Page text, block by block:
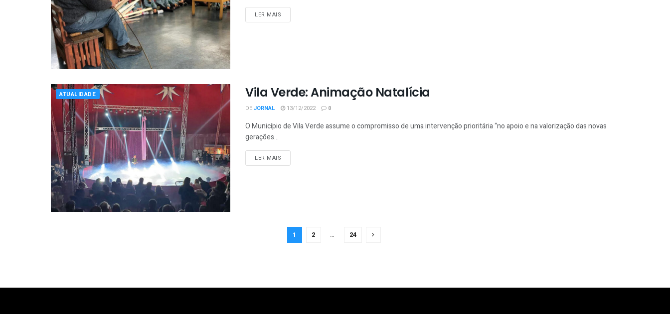
LER MAIS
ATUALIDADE Vila Verde: Animação Natalícia
DEJORNAL 13/12/2022 0
O Município de Vila Verde assume o compromisso de uma intervenção prioritária “no apoio e na valorização das novas
gerações...
LER MAIS
1 2 … 24